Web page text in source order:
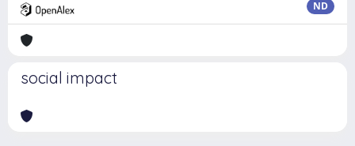
ND
social impact